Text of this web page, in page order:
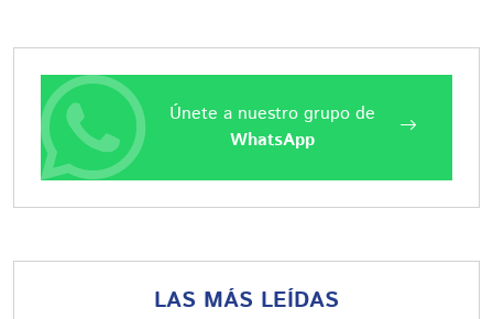
Únete a nuestro grupo de
WhatsApp
LAS MÁS LEÍDAS